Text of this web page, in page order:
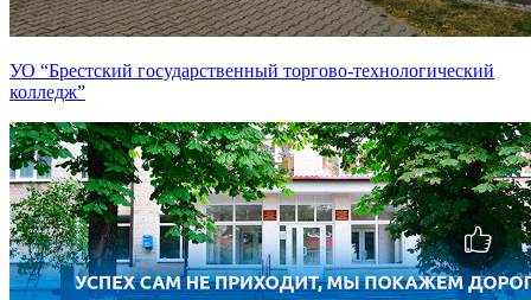
УО “Брестский государственный торгово-технологический
колледж”